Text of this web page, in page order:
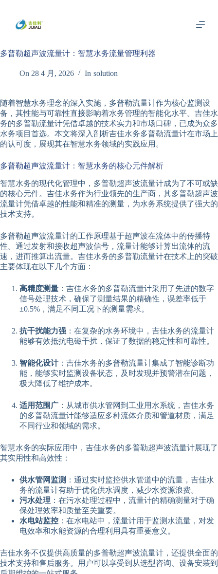
内
多普勒超声波流量计：智慧水务流量管理利器
On 28 4 月, 2026 In solution
随着智慧水务理念的深入实施，多普勒流量计作为核心监测设
备，其性能与可靠性直接影响着水务管理的智能化水平。吉佳水
务的多普勒流量计凭借卓越的技术实力和市场口碑，已成为众多
水务项目首选。本文将深入剖析吉佳水务多普勒流量计在市场上
的认可度，展现其在智慧水务领域的实践应用。
多普勒超声波流量计：智慧水务的核心元件解析
智慧水务的现代化管理中，多普勒超声波流量计成为了不可或缺
的核心元件。吉佳水务作为行业领先的生产商，其多普勒超声波
流量计凭借卓越的性能和精准的测量，为水务系统提供了强大的
技术支持。
多普勒超声波流量计的工作原理基于超声波在流体中的传播特
性。通过发射和接收超声波信号，流量计能够计算出流体的流
速，进而推算出流量。吉佳水务的多普勒流量计在技术上的突破
主要体现在以下几个方面：
高精度测量 ：吉佳水务的多普勒流量计采用了先进的数字
信号处理技术，确保了测量结果的精确性，误差率低于
±0.5%，满足不同工况下的测量需求。
抗干扰能力强 ：在复杂的水务环境中，吉佳水务的流量计
能够有效抵抗电磁干扰，保证了数据的稳定性和可靠性。
智能化设计：吉佳水务的多普勒流量计集成了智能诊断功
能，能够实时监测设备状态，及时发现并预警潜在问题，
极大降低了维护成本。
适用范围广 ：从城市供水管网到工业用水系统，吉佳水务
的多普勒流量计能够适应多种流体介质和管道材质，满足
不同行业和领域的需求。
智慧水务的实际应用中，吉佳水务的多普勒超声波流量计展现了
其实用性和高效性：
供水管网监测 ：通过实时监控供水管道中的流量，吉佳水
务的流量计有助于优化供水调度，减少水资源浪费。
污水处理 ：在污水处理过程中，流量计的精确测量对于确
保处理效率和质量至关重要。
水电站监控 ：在水电站中，流量计用于监测水流量，对发
电效率和水能资源的合理利用具有重要意义。
吉佳水务不仅提供高质量的多普勒超声波流量计，还提供全面的
技术支持和售后服务。用户可以享受到从选型咨询、设备安装到